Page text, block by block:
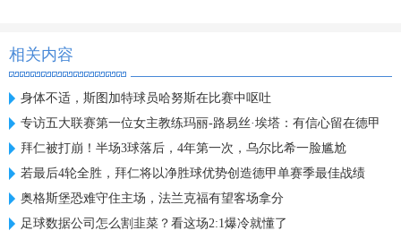
相关内容
身体不适，斯图加特球员哈努斯在比赛中呕吐
专访五大联赛第一位女主教练玛丽-路易丝·埃塔：有信心留在德甲
拜仁被打崩！半场3球落后，4年第一次，乌尔比希一脸尴尬
若最后4轮全胜，拜仁将以净胜球优势创造德甲单赛季最佳战绩
奥格斯堡恐难守住主场，法兰克福有望客场拿分
足球数据公司怎么割韭菜？看这场2:1爆冷就懂了